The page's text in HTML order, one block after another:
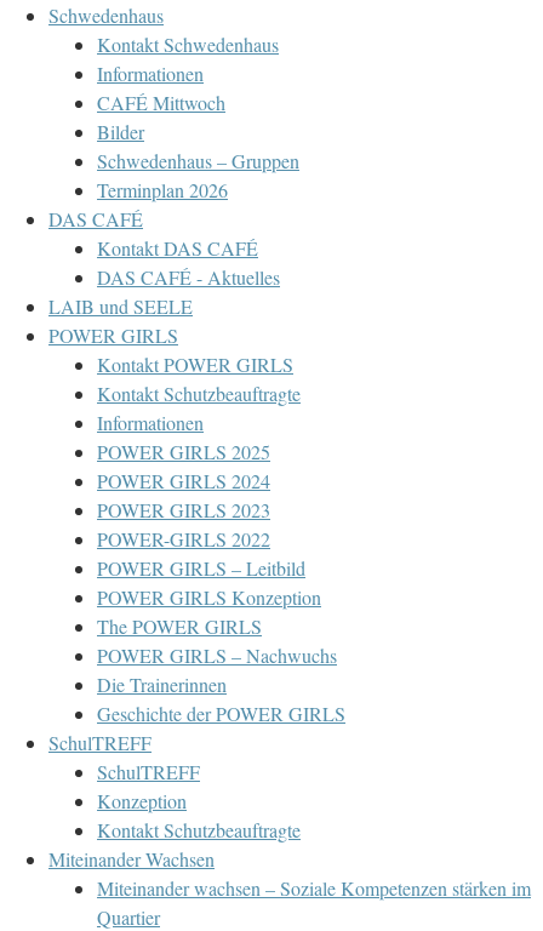
Schwedenhaus
Kontakt Schwedenhaus
Informationen
CAFÉ Mittwoch
Bilder
Schwedenhaus – Gruppen
Terminplan 2026
DAS CAFÉ
Kontakt DAS CAFÉ
DAS CAFÉ - Aktuelles
LAIB und SEELE
POWER GIRLS
Kontakt POWER GIRLS
Kontakt Schutzbeauftragte
Informationen
POWER GIRLS 2025
POWER GIRLS 2024
POWER GIRLS 2023
POWER-GIRLS 2022
POWER GIRLS – Leitbild
POWER GIRLS Konzeption
The POWER GIRLS
POWER GIRLS – Nachwuchs
Die Trainerinnen
Geschichte der POWER GIRLS
SchulTREFF
SchulTREFF
Konzeption
Kontakt Schutzbeauftragte
Miteinander Wachsen
Miteinander wachsen – Soziale Kompetenzen stärken im
Quartier